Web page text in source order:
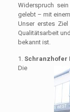
Widerspruch
gelebt – mit
Unser erstes
Qualitätsarbeit
bekannt ist.
1. Schranzhofer
Die